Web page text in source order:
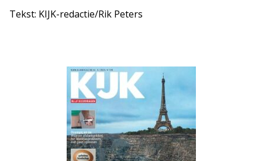
Tekst: KIJK-redactie/Rik Peters